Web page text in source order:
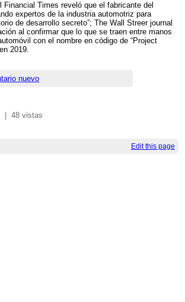
Financial Times reveló que el fabricante del
expertos de la industria automotriz para
de desarrollo secreto”; The Wall Streer journal
al confirmar que lo que se traen entre manos
con el nombre en código de “Project
2019.
nuevo
| 48 vistas
Edit this page